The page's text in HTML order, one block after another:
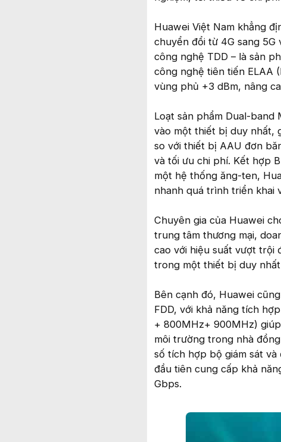
Huawei Việt Nam khẳng
chuyển đổi từ 4G sang 5G
công nghệ TDD – là sản
công nghệ tiên tiến ELAA
vùng phủ +3 dBm, nâng
Loạt sản phẩm Dual-
vào một thiết bị duy nhất,
so với thiết bị AAU đơn
và tối ưu chi phí. Kết hợp
một hệ thống ăng-ten,
nhanh quá trình triển khai
Chuyên gia của Huawei
trung tâm thương mại,
cao với hiệu suất vượt trội
trong một thiết bị duy
Bên cạnh đó, Huawei
FDD, với khả năng tích
+ 800MHz+ 900MHz)
môi trường trong nhà
số tích hợp bộ giám sát và
đầu tiên cung cấp khả
Gbps.